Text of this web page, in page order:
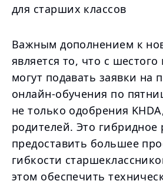
для старших классов
Важным дополнением к
является то, что с
могут подавать заявки на
онлайн-обучения по
не только одобрения
родителей. Это
предоставить большее
гибкости
этом обеспечить